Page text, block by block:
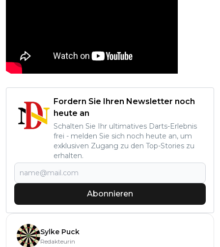
Fordern Sie Ihren Newsletter noch
heute an
Schalten Sie Ihr ultimatives Darts-Erlebnis
frei - melden Sie sich noch heute an, um
exklusiven Zugang zu den Top-Stories zu
erhalten.
Abonnieren
Sylke Puck
Redakteurin